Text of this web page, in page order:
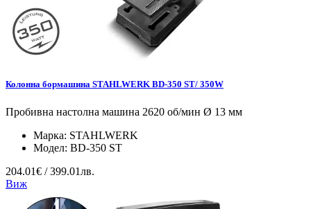
Колонна бормашина STAHLWERK BD-350 ST/ 350W
Пробивна настолна машина 2620 об/мин Ø 13 мм
Марка: STAHLWERK
Модел: BD-350 ST
204.01€ / 399.01лв.
Виж